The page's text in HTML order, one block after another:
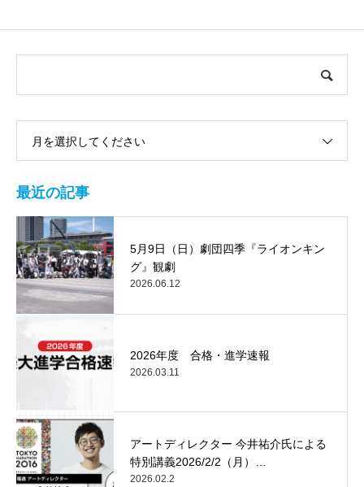
月を選択してください
最近の記事
5月9日（日）劇団四季『ライオンキン
グ』観劇
2026.06.12
2026年度 合格・進学速報
2026.03.11
アートディレクター 今井祐介氏による
特別講義2026/2/2（月）…
2026.02.2